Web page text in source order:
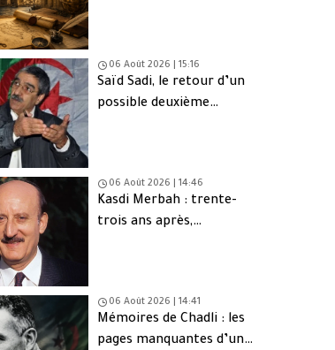
06 Août 2026 | 15:16
Saïd Sadi, le retour d’un
possible deuxième
06 Août 2026 | 14:46
Kasdi Merbah : trente-
trois ans après,
06 Août 2026 | 14:41
Mémoires de Chadli : les
pages manquantes d’une